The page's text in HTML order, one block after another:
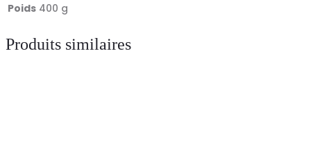
Poids 400 g
Produits similaires